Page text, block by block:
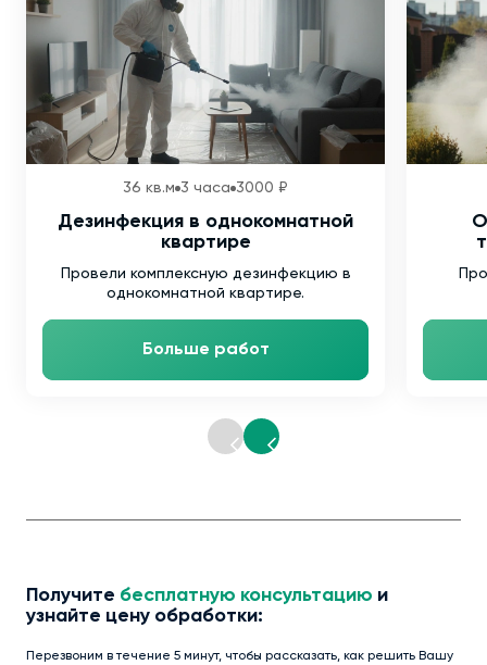
36 кв.м 3 часа 3000 ₽
Дезинфекция в однокомнатной
квартире
Провели комплексную дезинфекцию в
однокомнатной квартире.
Больше работ
Получите бесплатную консультацию и
узнайте цену обработки:
Перезвоним в течение 5 минут, чтобы рассказать, как решить Вашу